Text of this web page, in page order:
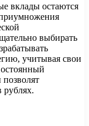
вклады остаются
выбирать
учитывая свои
рублях.